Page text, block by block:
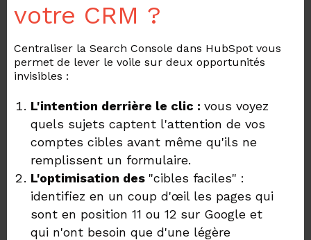
votre CRM ?
Centraliser la Search Console dans HubSpot vous
permet de lever le voile sur deux opportunités
invisibles :
L'intention derrière le clic : vous voyez
quels sujets captent l'attention de vos
comptes cibles avant même qu'ils ne
remplissent un formulaire.
L'optimisation des "cibles faciles" :
identifiez en un coup d'œil les pages qui
sont en position 11 ou 12 sur Google et
qui n'ont besoin que d'une légère